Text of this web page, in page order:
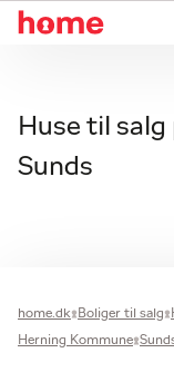
Huse til
Sunds
home.dk Boliger til salg
Herning Kommune